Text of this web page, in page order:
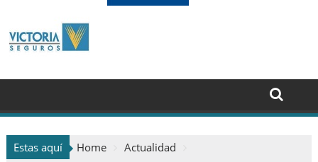
Estas aquí Home
Actualidad